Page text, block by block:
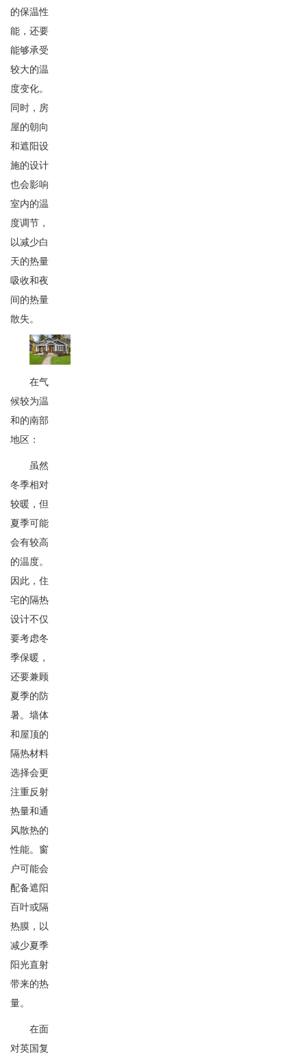
的保温性
能，还要
能够承受
较大的温
度变化。
同时，房
屋的朝向
和遮阳设
施的设计
也会影响
室内的温
度调节，
以减少白
天的热量
吸收和夜
间的热量
散失。
在气
候较为温
和的南部
地区：
虽然
冬季相对
较暖，但
夏季可能
会有较高
的温度。
因此，住
宅的隔热
设计不仅
要考虑冬
季保暖，
还要兼顾
夏季的防
暑。墙体
和屋顶的
隔热材料
选择会更
注重反射
热量和通
风散热的
性能。窗
户可能会
配备遮阳
百叶或隔
热膜，以
减少夏季
阳光直射
带来的热
量。
在面
对英国复